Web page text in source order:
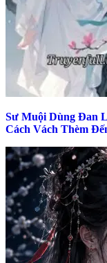
Sư Muội Dùng Đan
Cách Vách Thèm